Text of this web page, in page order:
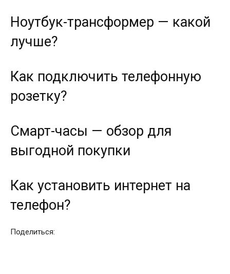
Ноутбук-трансформер — какой
лучше?
Как подключить телефонную
розетку?
Смарт-часы — обзор для
выгодной покупки
Как установить интернет на
телефон?
Поделиться: